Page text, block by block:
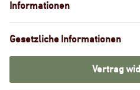
Informationen
Gesetzliche Informationen
Vertrag